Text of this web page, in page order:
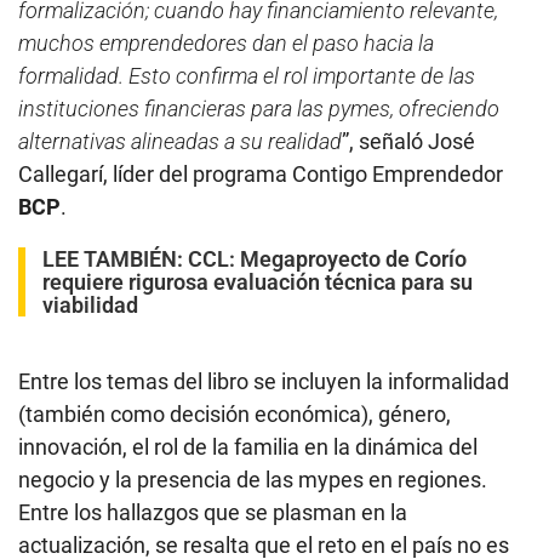
formalización; cuando hay financiamiento relevante,
muchos emprendedores dan el paso hacia la
formalidad. Esto confirma el rol importante de las
instituciones financieras para las pymes, ofreciendo
alternativas alineadas a su realidad”, señaló José
Callegarí, líder del programa Contigo Emprendedor
BCP.
LEE TAMBIÉN: CCL: Megaproyecto de Corío
requiere rigurosa evaluación técnica para su
viabilidad
Entre los temas del libro se incluyen la informalidad
(también como decisión económica), género,
innovación, el rol de la familia en la dinámica del
negocio y la presencia de las mypes en regiones.
Entre los hallazgos que se plasman en la
actualización, se resalta que el reto en el país no es